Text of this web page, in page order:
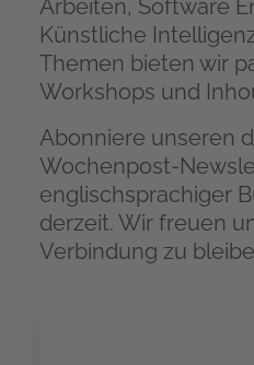
Arbeiten, Software
Künstliche
Themen bieten wir
Workshops und
Abonniere unseren
Wochenpost-
englischsprachiger
derzeit. Wir freuen
Verbindung zu